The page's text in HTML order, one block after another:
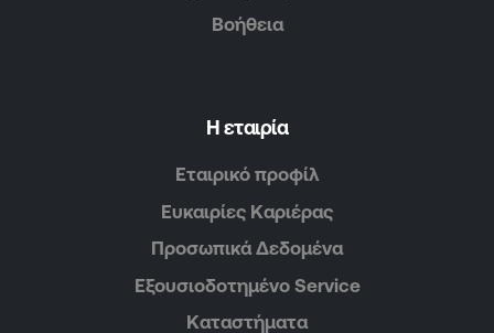
Βοήθεια
Η εταιρία
Εταιρικό προφίλ
Ευκαιρίες Καριέρας
Προσωπικά Δεδομένα
Εξουσιοδοτημένο Service
Καταστήματα